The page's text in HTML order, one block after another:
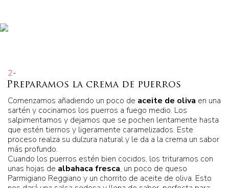
2-
Preparamos la crema de puerros
Comenzamos añadiendo un poco de aceite de oliva en una
sartén y cocinamos los puerros a fuego medio. Los
salpimentamos y dejamos que se pochen lentamente hasta
que estén tiernos y ligeramente caramelizados. Este
proceso realza su dulzura natural y le da a la crema un sabor
más profundo.
Cuando los puerros estén bien cocidos, los trituramos con
unas hojas de albahaca fresca, un poco de queso
Parmigiano Reggiano y un chorrito de aceite de oliva. Esto